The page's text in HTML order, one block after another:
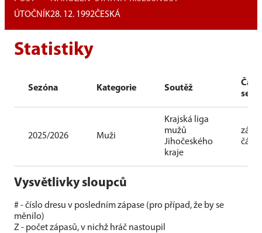
ÚTOČNÍK28. 12. 1992ČESKÁ
Statistiky
Sezóna Kategorie Soutěž
Část
2025/2026 Muži
Krajská liga
mužů
Jihočeského
kraje
část
Vysvětlivky sloupců
# - číslo dresu v posledním zápase (pro případ, že by se
měnilo)
Z - počet zápasů, v nichž hráč nastoupil